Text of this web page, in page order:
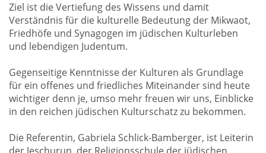
Ziel ist die Vertiefung des Wissens und damit
Verständnis für die kulturelle Bedeutung der Mikwaot,
Friedhöfe und Synagogen im jüdischen Kulturleben
und lebendigen Judentum.
Gegenseitige Kenntnisse der Kulturen als Grundlage
für ein offenes und friedliches Miteinander sind heute
wichtiger denn je, umso mehr freuen wir uns, Einblicke
in den reichen jüdischen Kulturschatz zu bekommen.
Die Referentin, Gabriela Schlick-Bamberger, ist Leiterin